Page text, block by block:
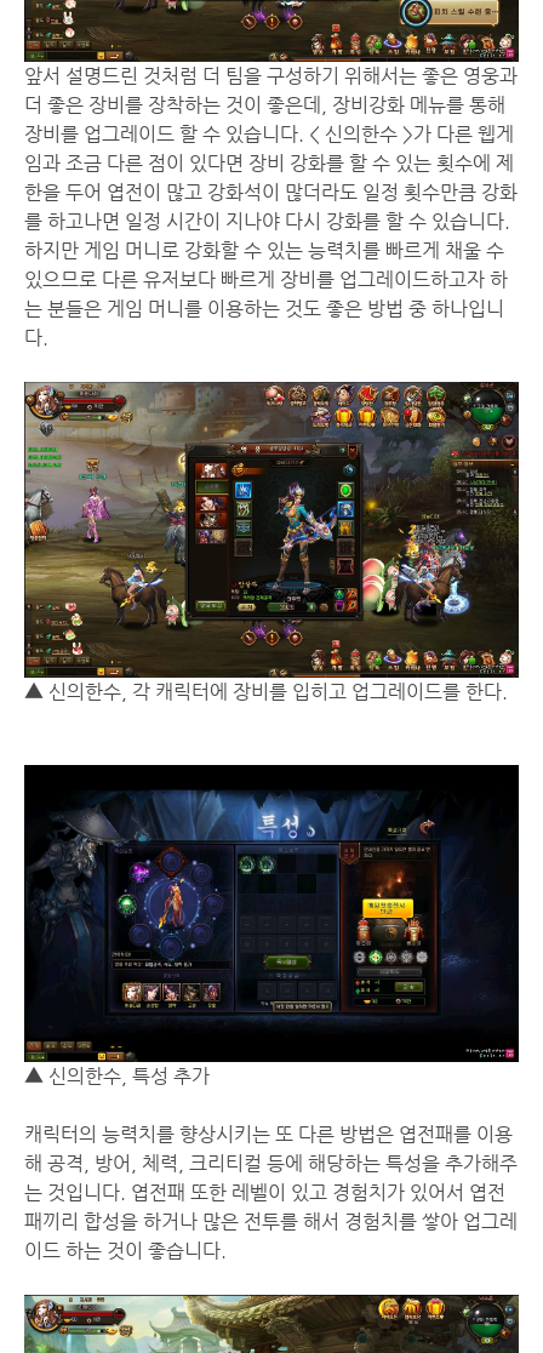
앞서 설명드린 것처럼 더 팀을 구성하기 위해서는 좋은 영웅과
더 좋은 장비를 장착하는 것이 좋은데, 장비강화 메뉴를 통해
장비를 업그레이드 할 수 있습니다. < 신의한수 >가 다른 웹게
임과 조금 다른 점이 있다면 장비 강화를 할 수 있는 횟수에 제
한을 두어 엽전이 많고 강화석이 많더라도 일정 횟수만큼 강화
를 하고나면 일정 시간이 지나야 다시 강화를 할 수 있습니다.
하지만 게임 머니로 강화할 수 있는 능력치를 빠르게 채울 수
있으므로 다른 유저보다 빠르게 장비를 업그레이드하고자 하
는 분들은 게임 머니를 이용하는 것도 좋은 방법 중 하나입니
다.
▲ 신의한수, 각 캐릭터에 장비를 입히고 업그레이드를 한다.
▲ 신의한수, 특성 추가
캐릭터의 능력치를 향상시키는 또 다른 방법은 엽전패를 이용
해 공격, 방어, 체력, 크리티컬 등에 해당하는 특성을 추가해주
는 것입니다. 엽전패 또한 레벨이 있고 경험치가 있어서 엽전
패끼리 합성을 하거나 많은 전투를 해서 경험치를 쌓아 업그레
이드 하는 것이 좋습니다.